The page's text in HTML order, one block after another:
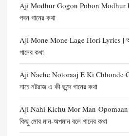
Aji Modhur Gogon Pobon Modhur
পবন গানের কথা
Aji Mone Mone Lage Hori Lyrics |
গানের কথা
Aji Nache Notoraaj E Ki Chhonde
নাচে নটরাজ এ কী ছন্দে গানের কথা
Aji Nahi Kichu Mor Man-Opomaan
কিছু মোর মান-অপমান বলে গানের কথা